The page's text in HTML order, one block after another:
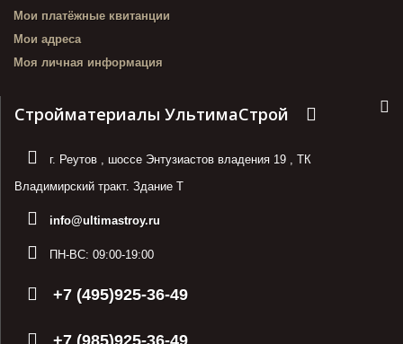
Мои платёжные квитанции
Мои адреса
Моя личная информация
Стройматериалы УльтимаСтрой
г. Реутов , шоссе Энтузиастов владения 19 , ТК
Владимирский тракт. Здание Т
info@ultimastroy.ru
ПН-ВС: 09:00-19:00
+7 (495)925-36-49
+7 (985)925-36-49